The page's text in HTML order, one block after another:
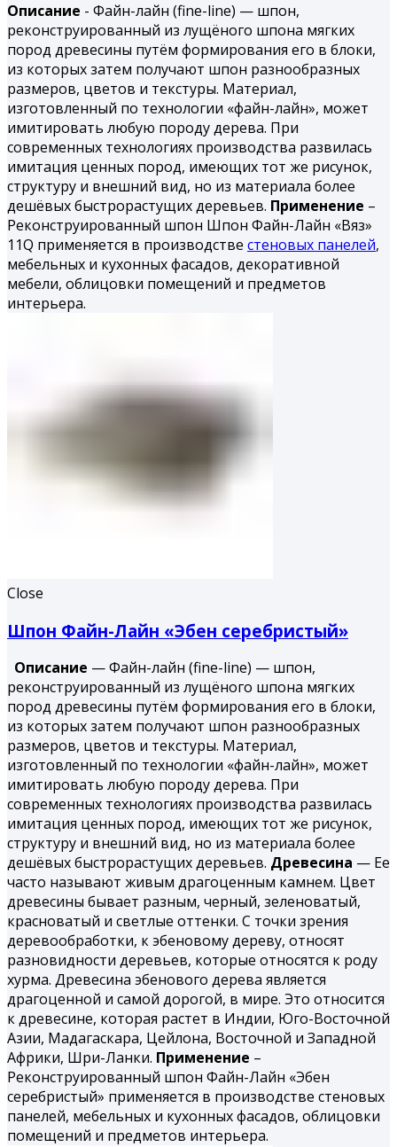
Описание - Файн-лайн (fine-line) — шпон,
реконструированный из лущёного шпона мягких
пород древесины путём формирования его в блоки,
из которых затем получают шпон разнообразных
размеров, цветов и текстуры. Материал,
изготовленный по технологии «файн-лайн», может
имитировать любую породу дерева. При
современных технологиях производства развилась
имитация ценных пород, имеющих тот же рисунок,
структуру и внешний вид, но из материала более
дешёвых быстрорастущих деревьев. Применение –
Реконструированный шпон Шпон Файн-Лайн «Вяз»
11Q применяется в производстве стеновых панелей,
мебельных и кухонных фасадов, декоративной
мебели, облицовки помещений и предметов
интерьера.
Close
Шпон Файн-Лайн «Эбен серебристый»
Описание — Файн-лайн (fine-line) — шпон,
реконструированный из лущёного шпона мягких
пород древесины путём формирования его в блоки,
из которых затем получают шпон разнообразных
размеров, цветов и текстуры. Материал,
изготовленный по технологии «файн-лайн», может
имитировать любую породу дерева. При
современных технологиях производства развилась
имитация ценных пород, имеющих тот же рисунок,
структуру и внешний вид, но из материала более
дешёвых быстрорастущих деревьев. Древесина — Ее
часто называют живым драгоценным камнем. Цвет
древесины бывает разным, черный, зеленоватый,
красноватый и светлые оттенки. С точки зрения
деревообработки, к эбеновому дереву, относят
разновидности деревьев, которые относятся к роду
хурма. Древесина эбенового дерева является
драгоценной и самой дорогой, в мире. Это относится
к древесине, которая растет в Индии, Юго-Восточной
Азии, Мадагаскара, Цейлона, Восточной и Западной
Африки, Шри-Ланки. Применение –
Реконструированный шпон Файн-Лайн «Эбен
серебристый» применяется в производстве стеновых
панелей, мебельных и кухонных фасадов, облицовки
помещений и предметов интерьера.